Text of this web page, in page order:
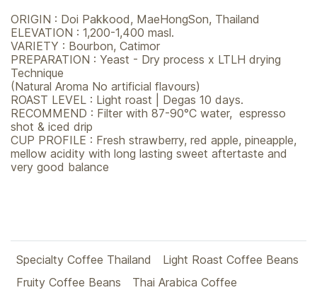
ORIGIN : Doi Pakkood, MaeHongSon, Thailand
ELEVATION : 1,200-1,400 masl.
VARIETY : Bourbon, Catimor
PREPARATION : Yeast - Dry process x LTLH drying
Technique
(Natural Aroma No artificial flavours)
ROAST LEVEL : Light roast | Degas 10 days.
RECOMMEND : Filter with 87-90°C water, espresso
shot & iced drip
CUP PROFILE : Fresh strawberry, red apple, pineapple,
mellow acidity with long lasting sweet aftertaste and
very good balance
Specialty Coffee Thailand
Light Roast Coffee Beans
Fruity Coffee Beans
Thai Arabica Coffee